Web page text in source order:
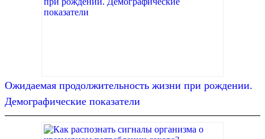
Ожидаемая продолжительность жизни при рождении.
Демографические показатели